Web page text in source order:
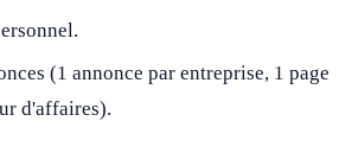
(1 annonce par entreprise, 1 page
d'affaires).